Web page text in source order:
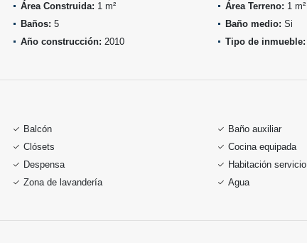
Área Construida: 1 m² Área Terreno: 1 m²
Baños: 5 Baño medio: Si
Año construcción: 2010 Tipo de inmueble:
Balcón
Baño auxiliar
Clósets
Cocina equipada
Despensa
Habitación servicio
Zona de lavandería
Agua